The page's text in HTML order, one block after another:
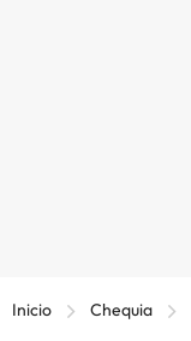
Inicio Chequia